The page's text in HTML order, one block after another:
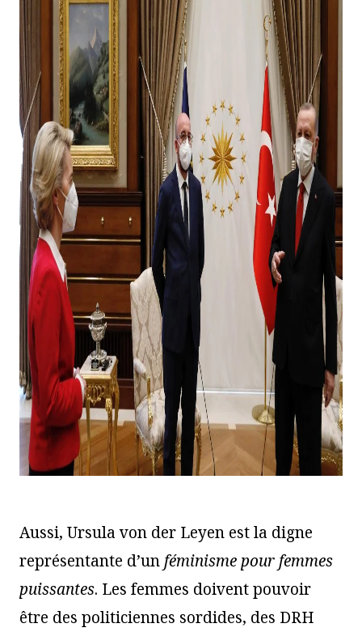
Aussi, Ursula von der Leyen est la digne
représentante d’un féminisme pour femmes
puissantes. Les femmes doivent pouvoir
être des politiciennes sordides, des DRH